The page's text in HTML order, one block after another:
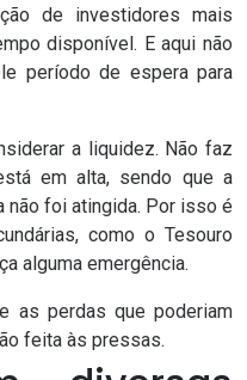
de investidores mais
disponível. E aqui não
período de espera para
a liquidez. Não faz
em alta, sendo que a
não foi atingida. Por isso é
como o Tesouro
alguma emergência.
as perdas que poderiam
feita às pressas.